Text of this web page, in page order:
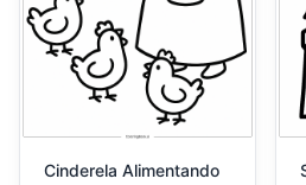
Cinderela Alimentando